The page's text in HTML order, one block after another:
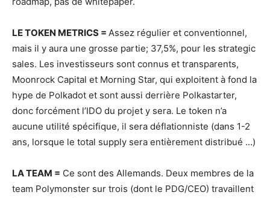
LE TOKEN METRICS = Assez régulier et conventionnel,
mais il y aura une grosse partie; 37,5%, pour les strategic
sales. Les investisseurs sont connus et transparents,
Moonrock Capital et Morning Star, qui exploitent à fond la
hype de Polkadot et sont aussi derrière Polkastarter,
donc forcément l’IDO du projet y sera. Le token n’a
aucune utilité spécifique, il sera déflationniste (dans 1-2
ans, lorsque le total supply sera entièrement distribué …)
LA TEAM = Ce sont des Allemands. Deux membres de la
team Polymonster sur trois (dont le PDG/CEO) travaillent